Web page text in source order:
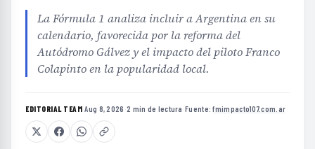
La Fórmula 1 analiza incluir a Argentina en su
calendario, favorecida por la reforma del
Autódromo Gálvez y el impacto del piloto Franco
Colapinto en la popularidad local.
EDITORIAL TEAM·Aug 8, 2026 ·2 min de lectura ·Fuente:fmimpacto107.com.ar